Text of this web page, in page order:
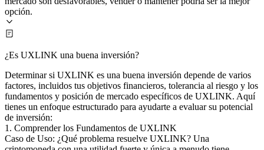
opción.
¿Es UXLINK una buena inversión?
Determinar si UXLINK es una buena inversión depende de varios
factores, incluidos tus objetivos financieros, tolerancia al riesgo y los
fundamentos y posición de mercado específicos de UXLINK. Aquí
tienes un enfoque estructurado para ayudarte a evaluar su potencial
de inversión:
1. Comprender los Fundamentos de UXLINK
Caso de Uso: ¿Qué problema resuelve UXLINK? Una